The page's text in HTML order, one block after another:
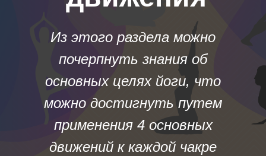
Из этого раздела можно
почерпнуть знания об
основных целях йоги, что
можно достигнуть путем
применения 4 основных
движений к каждой чакре